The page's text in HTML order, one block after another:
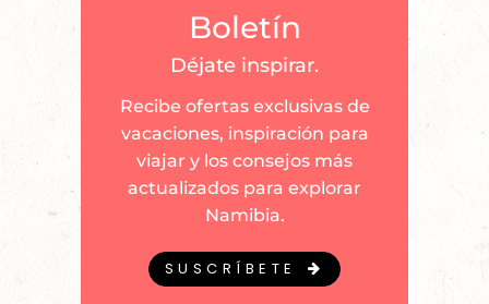
Boletín
Déjate inspirar.
Recibe ofertas exclusivas de
vacaciones, inspiración para
viajar y los consejos más
actualizados para explorar
Namibia.
SUSCRÍBETE